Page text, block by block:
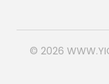
© 2026